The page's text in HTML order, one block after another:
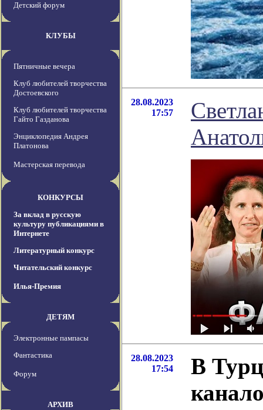
Детский форум
КЛУБЫ
Пятничные вечера
Клуб любителей творчества
Достоевского
Клуб любителей творчества
Гайто Газданова
Энциклопедия Андрея
Платонова
Мастерская перевода
КОНКУРСЫ
За вклад в русскую
культуру публикациями в
Интернете
Литературный конкурс
Читательский конкурс
Илья-Премия
ДЕТЯМ
Электронные пампасы
Фантастика
Форум
АРХИВ
28.08.2023
17:57
28.08.2023
17:54
В